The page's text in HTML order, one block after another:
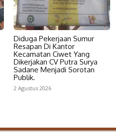
Diduga Pekerjaan Sumur
Resapan Di Kantor
Kecamatan Ciwet Yang
Dikerjakan CV Putra Surya
Sadane Menjadi Sorotan
Publik.
2 Agustus 2026